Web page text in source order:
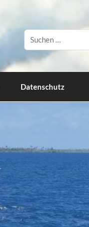
Datenschutz